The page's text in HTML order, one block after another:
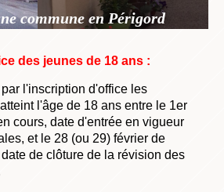
commune en Périgord
des jeunes de 18 ans :
l'inscription d'office les
l'âge de 18 ans entre le 1er
cours, date d'entrée en vigueur
et le 28 (ou 29) février de
de clôture de la révision des